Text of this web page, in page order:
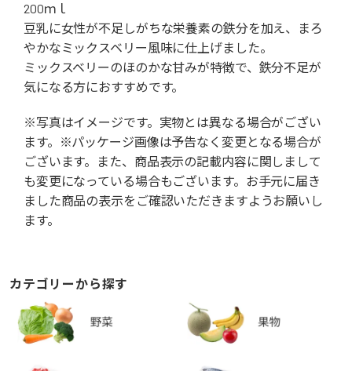
200ｍｌ
豆乳に女性が不足しがちな栄養素の鉄分を加え、まろ
やかなミックスベリー風味に仕上げました。
ミックスベリーのほのかな甘みが特徴で、鉄分不足が
気になる方におすすめです。
※写真はイメージです。実物とは異なる場合がござい
ます。※パッケージ画像は予告なく変更となる場合が
ございます。また、商品表示の記載内容に関しまして
も変更になっている場合もございます。お手元に届き
ました商品の表示をご確認いただきますようお願いし
ます。
カテゴリーから探す